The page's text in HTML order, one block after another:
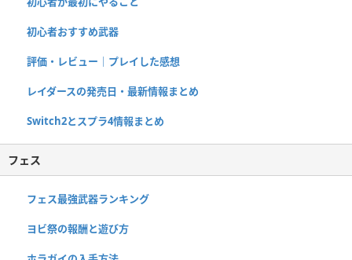
初心者おすすめ武器
評価・レビュー｜プレイした感想
レイダースの発売日・最新情報まとめ
Switch2とスプラ4情報まとめ
フェス
フェス最強武器ランキング
ヨビ祭の報酬と遊び方